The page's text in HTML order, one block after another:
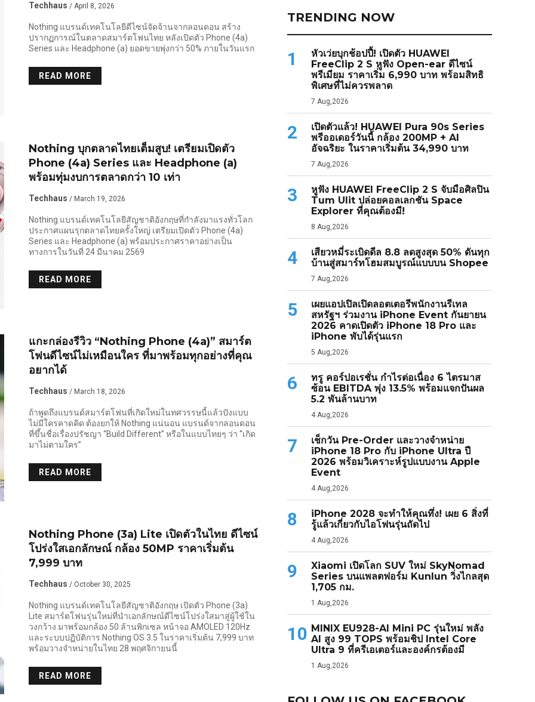
Techhaus / April 8, 2026
Nothing แบรนด์เทคโนโลยีดีไซน์จัดจ้านจากลอนดอน สร้าง
ปรากฏการณ์ในตลาดสมาร์ตโฟนไทย หลังเปิดตัว Phone (4a)
Series และ Headphone (a) ยอดขายพุ่งกว่า 50% ภายในวันแรก
READ MORE
Nothing บุกตลาดไทยเต็มสูบ! เตรียมเปิดตัว
Phone (4a) Series และ Headphone (a)
พร้อมทุ่มงบการตลาดกว่า 10 เท่า
Techhaus / March 19, 2026
Nothing แบรนด์เทคโนโลยีสัญชาติอังกฤษที่กำลังมาแรงทั่วโลก
ประกาศแผนรุกตลาดไทยครั้งใหญ่ เตรียมเปิดตัว Phone (4a)
Series และ Headphone (a) พร้อมประกาศราคาอย่างเป็น
ทางการในวันที่ 24 มีนาคม 2569
READ MORE
แกะกล่องรีวิว “Nothing Phone (4a)” สมาร์ต
โฟนดีไซน์ไม่เหมือนใคร ที่มาพร้อมทุกอย่างที่คุณ
อยากได้
Techhaus / March 18, 2026
ถ้าพูดถึงแบรนด์สมาร์ตโฟนที่เกิดใหม่ในทศวรรษนี้แล้วปังแบบ
ไม่มีใครคาดคิด ต้องยกให้ Nothing แน่นอน แบรนด์จากลอนดอน
ที่ขึ้นชื่อเรื่องปรัชญา “Build Different” หรือในแบบไทยๆ ว่า “เกิด
มาไม่ตามใคร”
READ MORE
Nothing Phone (3a) Lite เปิดตัวในไทย ดีไซน์
โปร่งใสเอกลักษณ์ กล้อง 50MP ราคาเริ่มต้น
7,999 บาท
Techhaus / October 30, 2025
Nothing แบรนด์เทคโนโลยีสัญชาติอังกฤษ เปิดตัว Phone (3a)
Lite สมาร์ตโฟนรุ่นใหม่ที่นำเอกลักษณ์ดีไซน์โปร่งใสมาสู่ผู้ใช้ใน
วงกว้าง มาพร้อมกล้อง 50 ล้านพิกเซล หน้าจอ AMOLED 120Hz
และระบบปฏิบัติการ Nothing OS 3.5 ในราคาเริ่มต้น 7,999 บาท
พร้อมวางจำหน่ายในไทย 28 พฤศจิกายนนี้
READ MORE
TRENDING NOW
1
หัวเว่ยบุกช้อปปี้! เปิดตัว HUAWEI
FreeClip 2 S หูฟัง Open-ear ดีไซน์
พรีเมียม ราคาเริ่ม 6,990 บาท พร้อมสิทธิ
พิเศษที่ไม่ควรพลาด
7 Aug,2026
2
เปิดตัวแล้ว! HUAWEI Pura 90s Series
พรีออเดอร์วันนี้ กล้อง 200MP + AI
อัจฉริยะ ในราคาเริ่มต้น 34,990 บาท
7 Aug,2026
3
หูฟัง HUAWEI FreeClip 2 S จับมือศิลปิน
Tum Ulit ปล่อยคอลเลกชัน Space
Explorer ที่คุณต้องมี!
8 Aug,2026
4
เสียวหมี่ระเบิดดีล 8.8 ลดสูงสุด 50% ดันทุก
บ้านสู่สมาร์ทโฮมสมบูรณ์แบบบน Shopee
7 Aug,2026
5
เผยแอปเปิลเปิดลอตเตอรีพนักงานรีเทล
สหรัฐฯ ร่วมงาน iPhone Event กันยายน
2026 คาดเปิดตัว iPhone 18 Pro และ
iPhone พับได้รุ่นแรก
5 Aug,2026
6
ทรู คอร์ปอเรชั่น กำไรต่อเนื่อง 6 ไตรมาส
ซ้อน EBITDA พุ่ง 13.5% พร้อมแจกปันผล
5.2 พันล้านบาท
4 Aug,2026
7
เช็กวัน Pre-Order และวางจำหน่าย
iPhone 18 Pro กับ iPhone Ultra ปี
2026 พร้อมวิเคราะห์รูปแบบงาน Apple
Event
4 Aug,2026
8
iPhone 2028 จะทำให้คุณทึ่ง! เผย 6 สิ่งที่
รู้แล้วเกี่ยวกับไอโฟนรุ่นถัดไป
4 Aug,2026
9
Xiaomi เปิดโลก SUV ใหม่ SkyNomad
Series บนแพลตฟอร์ม Kunlun วิ่งไกลสุด
1,705 กม.
1 Aug,2026
10 MINIX EU928-AI Mini PC รุ่นใหม่ พลัง
AI สูง 99 TOPS พร้อมชิป Intel Core
Ultra 9 ที่ครีเอเตอร์และองค์กรต้องมี
1 Aug,2026